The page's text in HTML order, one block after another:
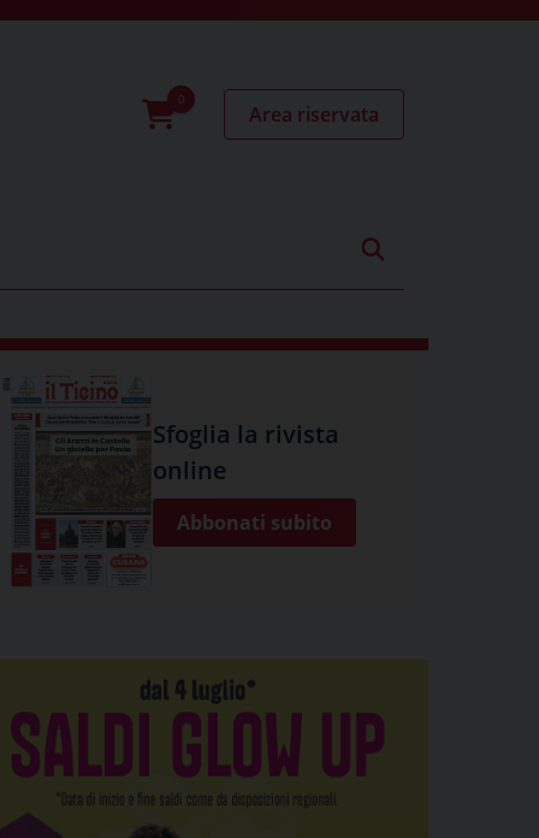
0
Area riservata
Sfoglia la rivista
online
Abbonati subito